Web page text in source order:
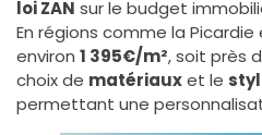
loi ZAN sur le budget
En régions comme la
environ 1 395€/m², soit près
choix de matériauxet le
permettant une